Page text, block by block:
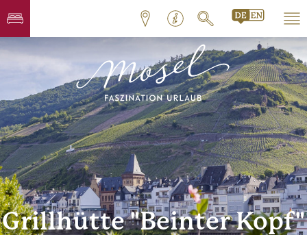
Grillhütte "Beinter Kopf"